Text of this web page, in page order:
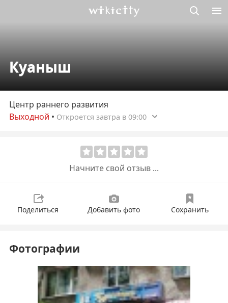
Куаныш
Центр раннего развития
Выходной • Откроется завтра в 09:00
Начните свой отзыв ...
Поделиться Добавить фото Сохранить
Фотографии